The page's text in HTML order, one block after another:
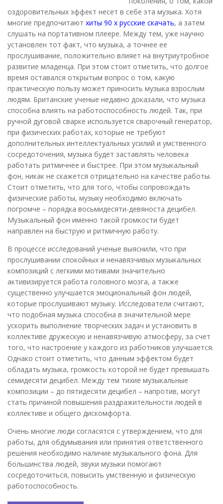
оздоровительных эффект несет в себе эта музыка. Хотя
многие предпочитают хиты 90 х русские скачать, а затем
слушать на портативном плеере. Между тем, уже научно
установлен тот факт, что музыка, а точнее ее
прослушивание, положительно влияет на внутриутробное
развитие младенца. При этом стоит отметить, что долгое
время оставался открытым вопрос о том, какую
практическую пользу может приносить музыка взрослым
людям. Британские ученые недавно доказали, что музыка
способна влиять на работоспособность людей. Так, при
ручной дуговой сварке используется сварочный генератор,
при физических работах, которые не требуют
дополнительных интеллектуальных усилий и умственного
сосредоточения, музыка будет заставлять человека
работать ритмичнее и быстрее. При этом музыкальный
фон, никак не скажется отрицательно на качестве работы.
Стоит отметить, что для того, чтобы сопровождать
физические работы, музыку необходимо включать
погромче – порядка восьмидесяти-девяноста децибел.
Музыкальный фон именно такой громкости будет
направлен на быструю и ритмичную работу.
В процессе исследований ученые выяснили, что при
прослушивании спокойных и ненавязчивых музыкальных
композиций с легкими мотивами значительно
активизируется работа головного мозга, а также
существенно улучшается эмоциональный фон людей,
которые прослушивают музыку. Исследователи считают,
что подобная музыка способна в значительной мере
ускорить выполнение творческих задач и установить в
коллективе дружескую и ненавязчивую атмосферу, за счет
того, что настроение у каждого из работников улучшается.
Однако стоит отметить, что данным эффектом будет
обладать музыка, громкость которой не будет превышать
семидесяти децибел. Между тем тихие музыкальные
композиции – до пятидесяти децибел – напротив, могут
стать причиной повышения раздражительности людей в
коллективе и общего дискомфорта.
Очень многие люди согласятся с утверждением, что для
работы, для обдумывания или принятия ответственного
решения необходимо наличие музыкального фона. Для
большинства людей, звуки музыки помогают
сосредоточиться, повысить умственную и физическую
работоспособность.